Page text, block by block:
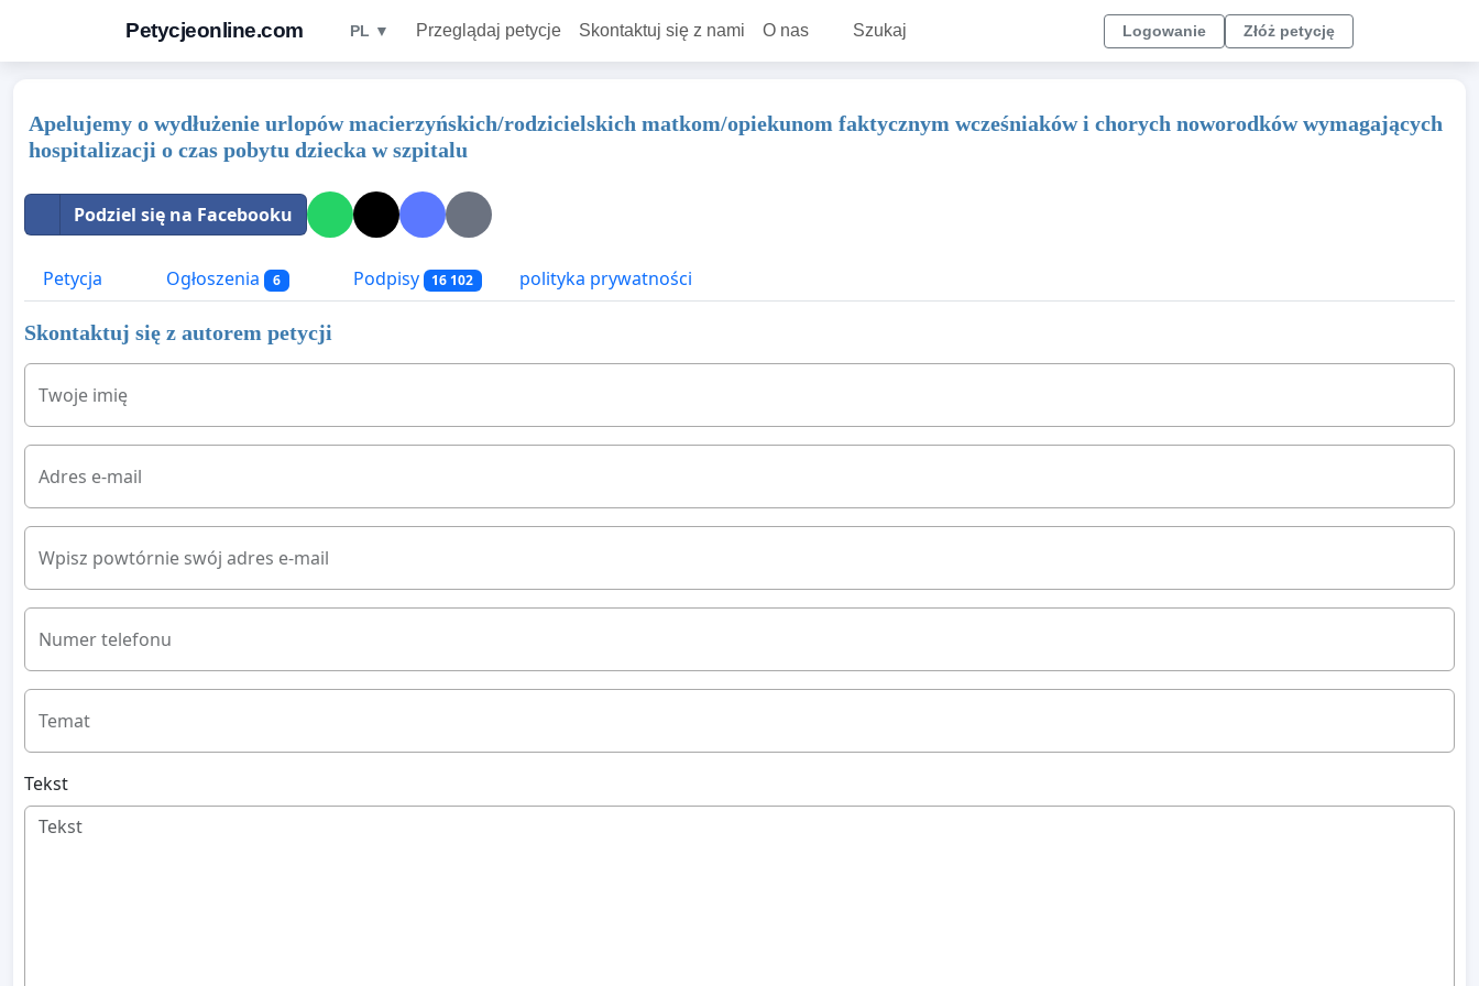
Petycjeonline.com PL ▼ Przeglądaj petycje Skontaktuj się z nami O nas Szukaj Logowanie Złóż petycję
Apelujemy o wydłużenie urlopów macierzyńskich/rodzicielskich matkom/opiekunom faktycznym wcześniaków i chorych noworodków wymagających
hospitalizacji o czas pobytu dziecka w szpitalu
Podziel się na Facebooku
Petycja Ogłoszenia 6 Podpisy 16 102 polityka prywatności
Skontaktuj się z autorem petycji
Twoje imię
Adres e-mail
Wpisz powtórnie swój adres e-mail
Numer telefonu
Temat
Tekst